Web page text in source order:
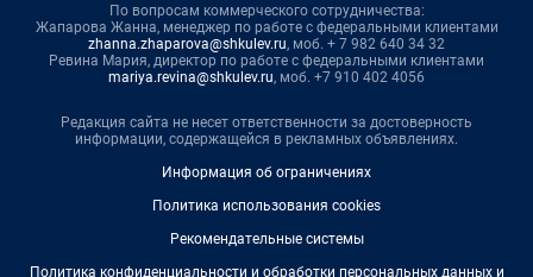
По вопросам коммерческого сотрудничества:
Жапарова Жанна, менеджер по работе с федеральными клиентами
zhanna.zhaparova@shkulev.ru, моб. + 7 982 640 34 32
Ревина Мария, директор по работе с федеральными клиентами
mariya.revina@shkulev.ru, моб. +7 910 402 4056
Редакция сайта не несет ответственности за достоверность
информации, содержащейся в рекламных объявлениях.
Информация об ограничениях
Политика использования cookies
Рекомендательные системы
Политика конфиденциальности и обработки персональных данных и